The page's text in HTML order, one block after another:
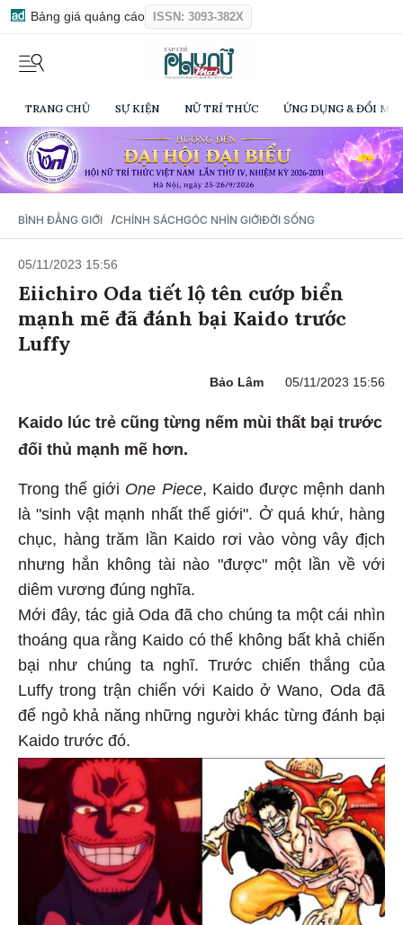
Bảng giá quảng cáo ISSN: 3093-382X
TRANG CHỦ SỰ KIỆN NỮ TRÍ THỨC ỨNG DỤNG & ĐỔI
BÌNH ĐẲNG GIỚI /CHÍNH SÁCHGÓC NHÌN GIỚIĐỜI SỐNG
05/11/2023 15:56
Eiichiro Oda tiết lộ tên cướp biển
mạnh mẽ đã đánh bại Kaido trước
Luffy
Bảo Lâm 05/11/2023 15:56
Kaido lúc trẻ cũng từng nếm mùi thất bại trước
đối thủ mạnh mẽ hơn.
Trong thế giới One Piece, Kaido được mệnh danh
là "sinh vật mạnh nhất thế giới". Ở quá khứ, hàng
chục, hàng trăm lần Kaido rơi vào vòng vây địch
nhưng hắn không tài nào "được" một lần về với
diêm vương đúng nghĩa.
Mới đây, tác giả Oda đã cho chúng ta một cái nhìn
thoáng qua rằng Kaido có thể không bất khả chiến
bại như chúng ta nghĩ. Trước chiến thắng của
Luffy trong trận chiến với Kaido ở Wano, Oda đã
để ngỏ khả năng những người khác từng đánh bại
Kaido trước đó.